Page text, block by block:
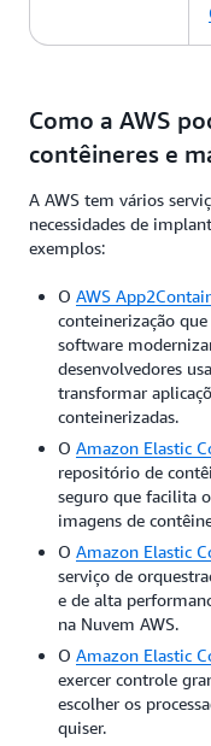
Como a AWS
contêineres e
A AWS tem vários
necessidades de
exemplos:
O AWS
conteinerização
software
desenvolvedores
transformar
conteinerizadas.
O Amazon Elastic
repositório de
seguro que facilita
imagens de
O Amazon Elastic
serviço de
e de alta
na Nuvem AWS.
O Amazon Elastic
exercer controle
escolher os
quiser.